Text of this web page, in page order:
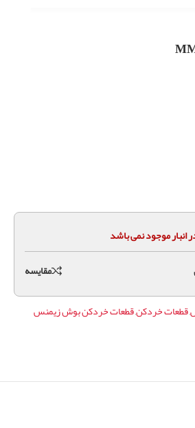
انبار موجود نمی باشد
مقايسه
,قطعات خردکن,قطعات خردکن بوش زیمنس